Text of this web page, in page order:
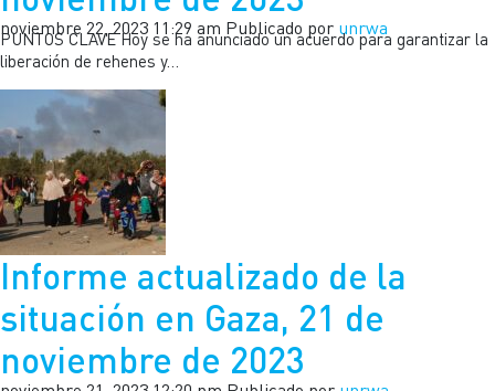
noviembre 22, 2023 11:29 am Publicado por unrwa
PUNTOS CLAVE Hoy se ha anunciado un acuerdo para garantizar la
liberación de rehenes y…
Informe actualizado de la
situación en Gaza, 21 de
noviembre de 2023